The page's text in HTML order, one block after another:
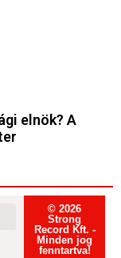
elnök? A
© 2026
Strong
Record Kft. -
Minden jog
fenntartva!